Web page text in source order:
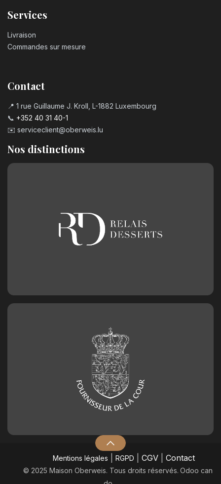
Services
Livraison
Commandes sur mesure
Contact
📍 1 rue Guillaume J. Kroll, L-1882 Luxembourg
📞 +352 40 31 40-1
✉️ serviceclient@oberweis.lu
Nos distinctions
Mentions légales RGPD CGV| Contact
© 2025 Maison Oberweis. Tous droits réservés. ​Odoo can